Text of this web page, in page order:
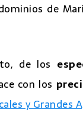
de
de los
con los
y Grandes